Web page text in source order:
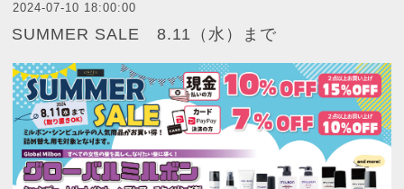
2024-07-10 18:00:00
SUMMER SALE 8.11（水）まで